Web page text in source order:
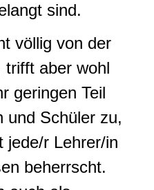
sind.
völlig von der
trifft aber wohl
geringen Teil
und Schüler zu,
jede/r Lehrer/in
beherrscht.